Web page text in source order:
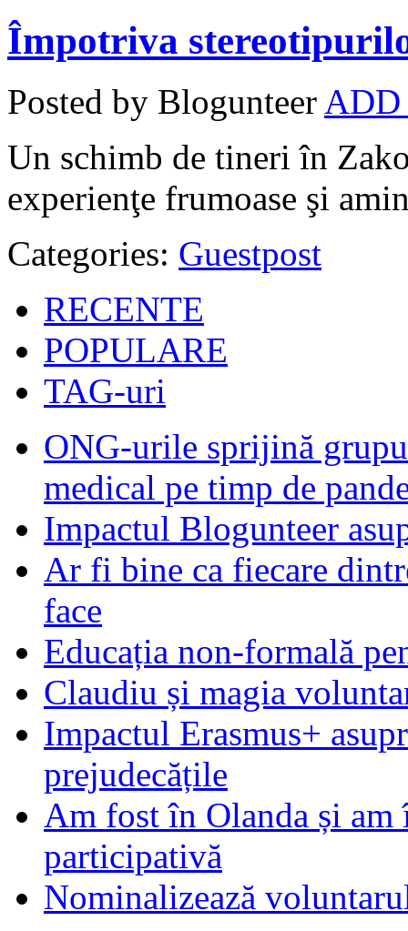
Împotriva
Posted by Blogunteer
Un schimb de tineri în
experienţe frumoase şi
Categories: Guestpost
RECENTE
POPULARE
TAG-uri
ONG-urile sprijină
medical pe timp de
Impactul Blogunteer
Ar fi bine ca fiecare
face
Educația non-formală
Claudiu și magia
Impactul Erasmus+
prejudecățile
Am fost în Olanda și am
participativă
Nominalizează